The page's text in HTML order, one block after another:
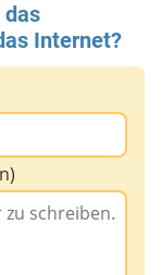
das
Internet?